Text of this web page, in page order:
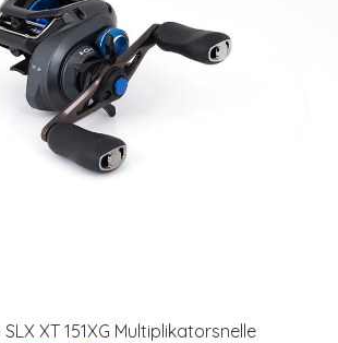
XT 151XG Multiplikatorsnelle